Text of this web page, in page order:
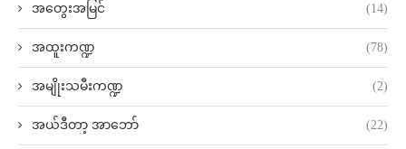
အတွေးအမြင် (14)
အထူးကဏ္ဍ (78)
အမျိုးသမီးကဏ္ဍ (2)
အယ်ဒီတာ့ အာဘော် (22)